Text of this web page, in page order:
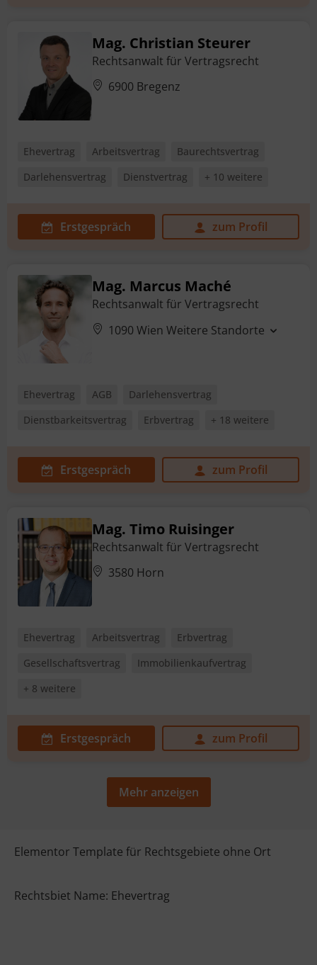
Mag. Christian Steurer
Rechtsanwalt für Vertragsrecht
6900 Bregenz
Ehevertrag Arbeitsvertrag
Baurechtsvertrag
Darlehensvertrag
Dienstvertrag + 10 weitere
Erstgespräch zum Profil
Mag. Marcus Maché
Rechtsanwalt für Vertragsrecht
1090 Wien Weitere Standorte
Ehevertrag AGB
Darlehensvertrag
Dienstbarkeitsvertrag
Erbvertrag + 18 weitere
Erstgespräch zum Profil
Mag. Timo Ruisinger
Rechtsanwalt für Vertragsrecht
3580 Horn
Ehevertrag Arbeitsvertrag
Erbvertrag
Gesellschaftsvertrag
Immobilienkaufvertrag
+ 8 weitere
Erstgespräch zum Profil
Mehr anzeigen
Elementor Template für Rechtsgebiete ohne Ort
Rechtsbiet Name: Ehevertrag